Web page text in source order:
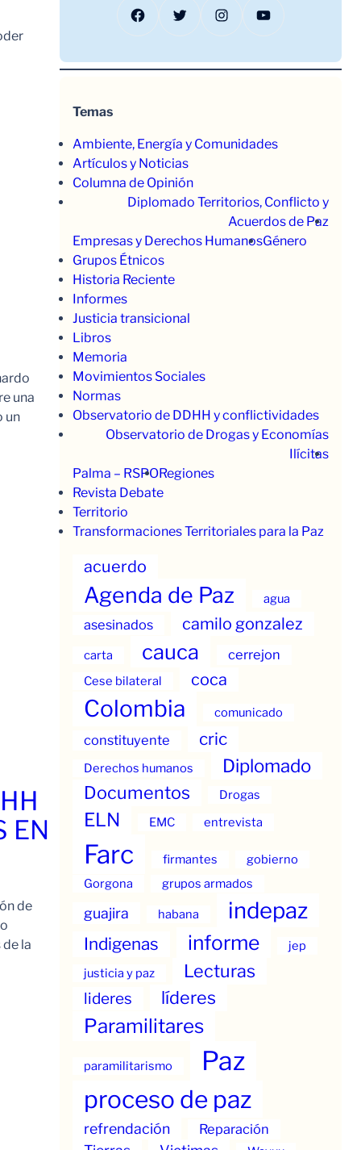
una
un
EN
de
la
Facebook Twitter Instagram YouTube
Temas
Ambiente, Energía y Comunidades
Artículos y Noticias
Columna de Opinión
Diplomado Territorios, Conflicto y
Acuerdos de Paz
Empresas y Derechos HumanosGénero
Grupos Étnicos
Historia Reciente
Informes
Justicia transicional
Libros
Memoria
Movimientos Sociales
Normas
Observatorio de DDHH y conflictividades
Observatorio de Drogas y Economías
Ilícitas
Palma – RSPORegiones
Revista Debate
Territorio
Transformaciones Territoriales para la Paz
acuerdo
Agenda de Paz agua
asesinados camilo gonzalez
carta cauca cerrejon
Cese bilateral coca
Colombia comunicado
constituyente cric
Derechos humanos Diplomado
Documentos Drogas
ELN EMC entrevista
Farc firmantes
gobierno
Gorgona
grupos armados
guajira habana indepaz
Indigenas informe
jep
justicia y paz
Lecturas
lideres líderes
Paramilitares
paramilitarismo Paz
proceso de paz
refrendación Reparación